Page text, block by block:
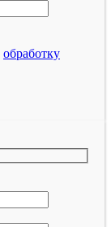
обработку